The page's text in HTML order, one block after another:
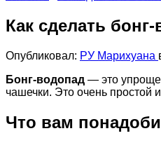
Как сделать
Опубликовал: РУ Марихуана
Бонг-водопад — это
чашечки. Это очень простой
Что вам